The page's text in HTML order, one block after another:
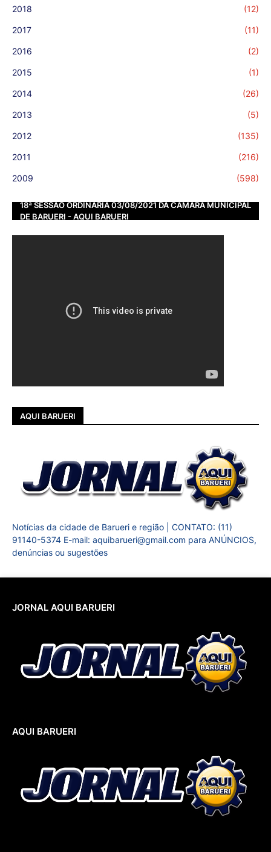
2018 (12)
2017 (11)
2016 (2)
2015 (1)
2014 (26)
2013 (5)
2012 (135)
2011 (216)
2009 (598)
18ª SESSÃO ORDINÁRIA 03/08/2021 DA CÂMARA MUNICIPAL
DE BARUERI - AQUI BARUERI
AQUI BARUERI
Notícias da cidade de Barueri e região | CONTATO: (11)
91140-5374 E-mail: aquibarueri@gmail.com para ANÚNCIOS,
denúncias ou sugestões
JORNAL AQUI BARUERI
AQUI BARUERI